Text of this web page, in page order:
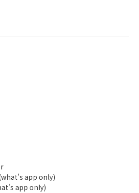
app only)
app only)